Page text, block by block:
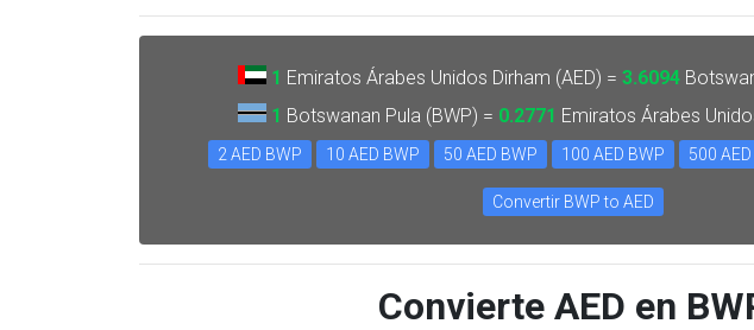
1 Emiratos Árabes Unidos Dirham (AED) = 3.6094
1 Botswanan Pula (BWP) = 0.2771 Emiratos Árabes
2 AED BWP 10 AED BWP 50 AED BWP 100 AED BWP 500
Convertir BWP to AED
Convierte AED en